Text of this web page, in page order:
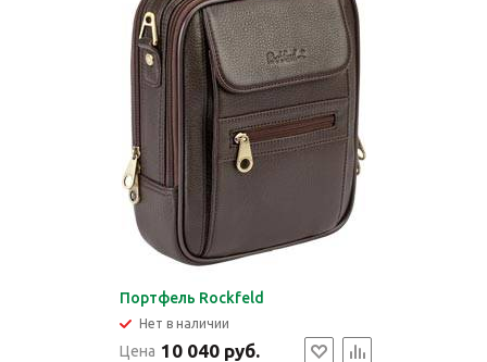
Портфель Rockfeld
Нет в наличии
Цена 10 040 руб.